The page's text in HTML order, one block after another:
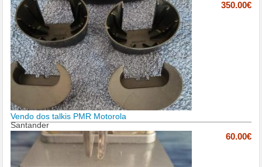
350.00€
Vendo dos talkis PMR Motorola
Santander
60.00€